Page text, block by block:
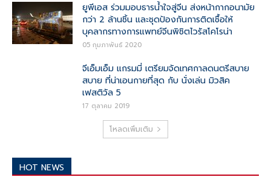
ยูพีเอส ร่วมมอบธารน้ำใจสู่จีน ส่งหน้ากากอนามัย
กว่า 2 ล้านชิ้น และชุดป้องกันการติดเชื้อให้
บุคลากรทางการแพทย์จีนพิชิตไวรัสโคโรน่า
05 กุมภาพันธ์ 2020
จีเอ็มเอ็ม แกรมมี่ เตรียมจัดเทศกาลดนตรีสบาย
สบาย ที่น่าเอนกายที่สุด กับ นั่งเล่น มิวสิค
เฟสติวัล 5
17 ตุลาคม 2019
โหลดเพิ่มเติม
HOT NEWS